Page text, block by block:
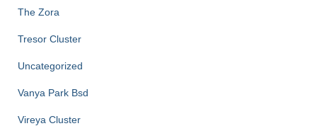
The Zora
Tresor Cluster
Uncategorized
Vanya Park Bsd
Vireya Cluster